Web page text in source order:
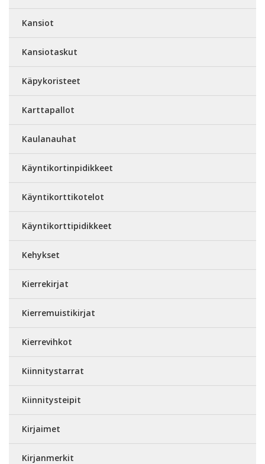
Kansiot
Kansiotaskut
Käpykoristeet
Karttapallot
Kaulanauhat
Käyntikortinpidikkeet
Käyntikorttikotelot
Käyntikorttipidikkeet
Kehykset
Kierrekirjat
Kierremuistikirjat
Kierrevihkot
Kiinnitystarrat
Kiinnitysteipit
Kirjaimet
Kirjanmerkit